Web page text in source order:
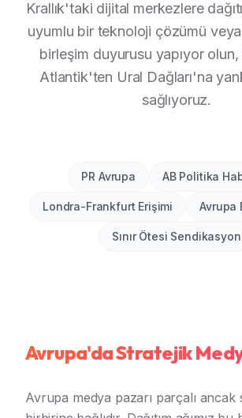
Krallık'taki dijital merkezlere
uyumlu bir teknoloji çözümü veya
birleşim duyurusu yapıyor
Atlantik'ten Ural Dağları'na
sağlıyoruz.
PR Avrupa AB Politika
Londra-Frankfurt Erişimi Avrupa
Sınır Ötesi Sendikasyon
Avrupa'da Stratejik
Avrupa medya pazarı parçalı ancak